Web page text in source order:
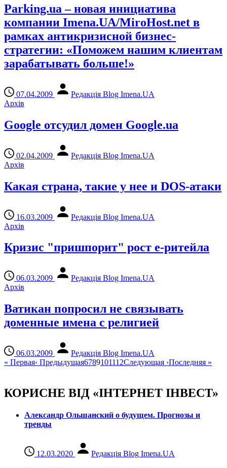
Parking.ua – новая инициатива
компании Imena.UA/MiroHost.net в
рамках антикризисной бизнес-
стратегии: «Поможем нашим клиентам
зарабатывать больше!»
07.04.2009
Редакція Blog Imena.UA
Архів
Google отсудил домен Google.ua
02.04.2009
Редакція Blog Imena.UA
Архів
Какая страна, такие у нее и DOS-атаки
16.03.2009
Редакція Blog Imena.UA
Архів
Кризис "пришпорит" рост е-ритейла
06.03.2009
Редакція Blog Imena.UA
Архів
Ватикан попросил не связывать
доменные имена с религией
06.03.2009
Редакція Blog Imena.UA
« Первая‹ Предыдущая6789101112Следующая ›Последняя »
КОРИСНЕ ВІД «ІНТЕРНЕТ ІНВЕСТ»
Александр Ольшанский о будущем. Прогнозы и
тренды
12.03.2020 Редакція Blog Imena.UA